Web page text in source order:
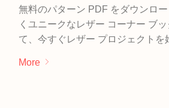
無料のパターン PDF をダウンロ
くユニークなレザー コーナー ブ
て、今すぐレザー プロジェクトを
More